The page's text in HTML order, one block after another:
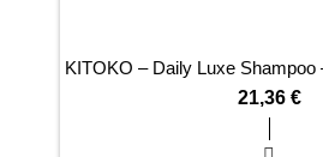
KITOKO – Daily Luxe Shampoo
21,36 €